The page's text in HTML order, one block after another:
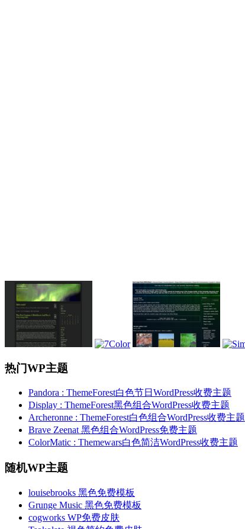
热门WP主题
Pandora : ThemeForest白色节日WordPress收费主题
Display : ThemeForest黑色组合WordPress收费主题
Archeronne : ThemeForest白色组合WordPress收费主题
Brave Zeenat 黑色组合WordPress免费主题
ColorMatic : Themewars白色简洁WordPress收费主题
随机WP主题
louisebrooks 黑色免费模板
Grunge Music 黑色免费模板
cogworks WP免费皮肤